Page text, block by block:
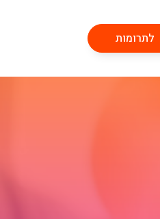
לתרומות